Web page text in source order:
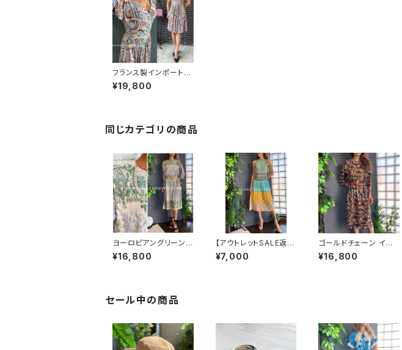
フランス製インポートワ
ンピース｜FIFILLES d
e PARIS/フィフィーユ・
ー
¥19,800
同じカテゴリの商品
ヨーロピアングリーン
インポートワンピース｜
ストレッチジャージ 七
¥16,800
【アウトレットSALE返品
交換不可8/20まで】ホ
ルターネック＆厚手ニッ
¥7,000
ゴールドチェーン イン
ポートワンピース｜スト
レッチジャージ 七分袖
¥16,800
セール中の商品